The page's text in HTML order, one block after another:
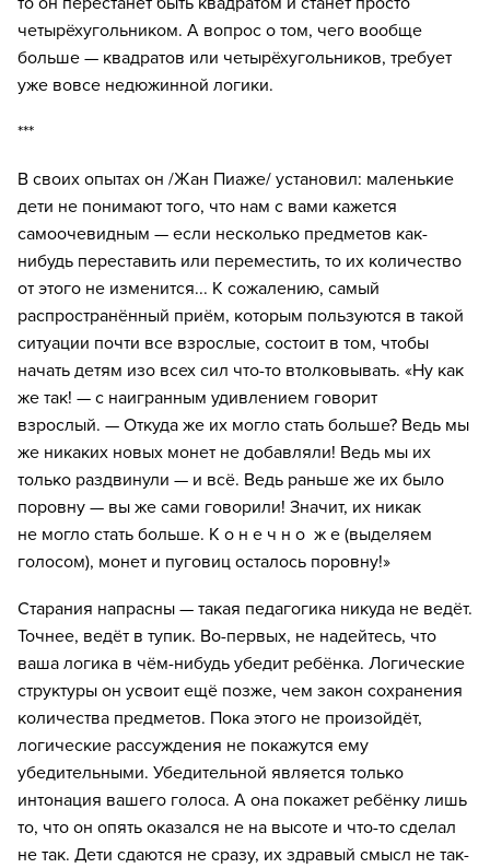
четырёхугольником. А вопрос о том, чего вообще
больше — квадратов или четырёхугольников, требует
уже вовсе недюжинной логики.
***
В своих опытах он /Жан Пиаже/ установил: маленькие
дети не понимают того, что нам с вами кажется
самоочевидным — если несколько предметов как-
нибудь переставить или переместить, то их количество
от этого не изменится... К сожалению, самый
распространённый приём, которым пользуются в такой
ситуации почти все взрослые, состоит в том, чтобы
начать детям изо всех сил что-то втолковывать. «Ну как
же так! — с наигранным удивлением говорит
взрослый. — Откуда же их могло стать больше? Ведь мы
же никаких новых монет не добавляли! Ведь мы их
только раздвинули — и всё. Ведь раньше же их было
поровну — вы же сами говорили! Значит, их никак
не могло стать больше. К о н е ч н о ж е (выделяем
голосом), монет и пуговиц осталось поровну!»
Старания напрасны — такая педагогика никуда не ведёт.
Точнее, ведёт в тупик. Во-первых, не надейтесь, что
ваша логика в чём-нибудь убедит ребёнка. Логические
структуры он усвоит ещё позже, чем закон сохранения
количества предметов. Пока этого не произойдёт,
логические рассуждения не покажутся ему
убедительными. Убедительной является только
интонация вашего голоса. А она покажет ребёнку лишь
то, что он опять оказался не на высоте и что-то сделал
не так. Дети сдаются не сразу, их здравый смысл не так-